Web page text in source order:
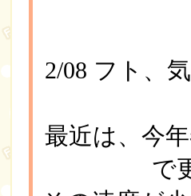
2/08 フト、
最近は、今
で